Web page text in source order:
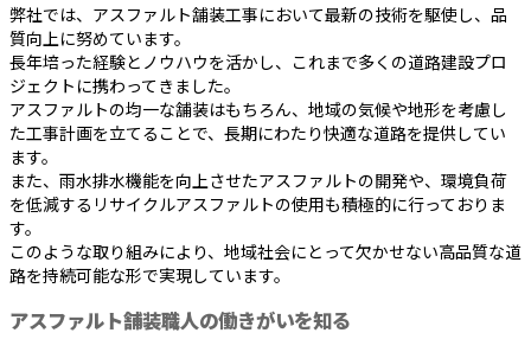
弊社では、アスファルト舗装工事において最新の技術を駆使し、品
質向上に努めています。
長年培った経験とノウハウを活かし、これまで多くの道路建設プロ
ジェクトに携わってきました。
アスファルトの均一な舗装はもちろん、地域の気候や地形を考慮し
た工事計画を立てることで、長期にわたり快適な道路を提供してい
ます。
また、雨水排水機能を向上させたアスファルトの開発や、環境負荷
を低減するリサイクルアスファルトの使用も積極的に行っておりま
す。
このような取り組みにより、地域社会にとって欠かせない高品質な道
路を持続可能な形で実現しています。
アスファルト舗装職人の働きがいを知る